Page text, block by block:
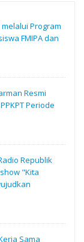
Program
FMIPA dan
Resmi
Periode
Republik
"Kita
Sama